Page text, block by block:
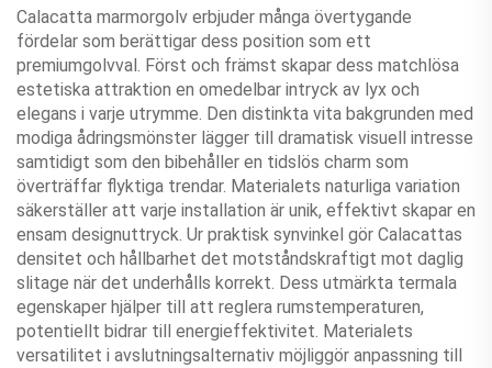
Calacatta marmorgolv erbjuder många övertygande
fördelar som berättigar dess position som ett
premiumgolvval. Först och främst skapar dess matchlösa
estetiska attraktion en omedelbar intryck av lyx och
elegans i varje utrymme. Den distinkta vita bakgrunden med
modiga ådringsmönster lägger till dramatisk visuell intresse
samtidigt som den bibehåller en tidslös charm som
överträffar flyktiga trendar. Materialets naturliga variation
säkerställer att varje installation är unik, effektivt skapar en
ensam designuttryck. Ur praktisk synvinkel gör Calacattas
densitet och hållbarhet det motståndskraftigt mot daglig
slitage när det underhålls korrekt. Dess utmärkta termala
egenskaper hjälper till att reglera rumstemperaturen,
potentiellt bidrar till energieffektivitet. Materialets
versatilitet i avslutningsalternativ möjliggör anpassning till